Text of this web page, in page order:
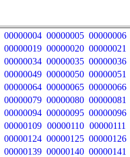
00000004 00000005 00000006
00000019 00000020 00000021
00000034 00000035 00000036
00000049 00000050 00000051
00000064 00000065 00000066
00000079 00000080 00000081
00000094 00000095 00000096
00000109 00000110 00000111
00000124 00000125 00000126
00000139 00000140 00000141